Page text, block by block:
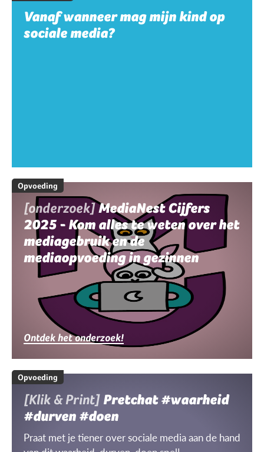
Vanaf wanneer mag mijn kind op
sociale media?
Opvoeding
[onderzoek]MediaNest Cijfers
2025 - Kom alles te weten over het
mediagebruik en de
mediaopvoeding in gezinnen
Ontdek het onderzoek!
Opvoeding
[Klik & Print] Pretchat #waarheid
#durven #doen
Praat met je tiener over sociale media aan de hand